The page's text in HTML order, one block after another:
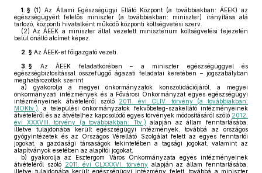
1. § (1) Az Állami Egészségügyi Ellátó Központ (a továbbiakban: ÁEEK) az
egészségügyért felelős miniszter (a továbbiakban: miniszter) irányítása alá
tartozó, központi hivatalként működő központi költségvetési szerv.
(2) Az ÁEEK a miniszter által vezetett minisztérium költségvetési fejezetén
belül önálló alcímet képez.
2. § Az ÁEEK-et főigazgató vezeti.
3. § Az ÁEEK feladatkörében – a miniszter egészségüggyel és
egészségbiztosítással összefüggő ágazati feladatai keretében – jogszabályban
meghatározottak szerint
a) gyakorolja a megyei önkormányzatok konszolidációjáról, a megyei
önkormányzati intézmények és a Fővárosi Önkormányzat egyes egészségügyi
intézményeinek átvételéről szóló 2011. évi CLIV. törvény (a továbbiakban:
MÖKtv.) , a települési önkormányzatok fekvőbeteg-szakellátó intézményeinek
átvételéről és az átvételhez kapcsolódó egyes törvények módosításáról szóló 2012.
évi XXXVIII. törvény (a továbbiakban: Ttv.) alapján az állam fenntartásába,
illetve tulajdonába került egészségügyi intézmények, továbbá az országos
gyógyintézetek és az Országos Vérellátó Szolgálat felett az egyes fenntartói
jogokat, a gazdasági társaságok tekintetében a tagsági jogokat, valamint az
alapítványok esetében az alapítói jogokat,
b) gyakorolja az Esztergom Város Önkormányzata egyes intézményeinek
átvételéről szóló 2011. évi CLXXXVI. törvényalapján az állam fenntartásába,
illetve tulajdonába került egészségügyi intézmény felett, továbbá a miniszter